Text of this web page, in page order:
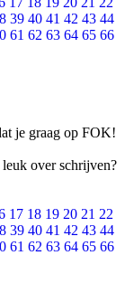
39 40 41 42 43 44
61 62 63 64 65 66
je graag op FOK!
over schrijven?
17 18 19 20 21 22
39 40 41 42 43 44
61 62 63 64 65 66